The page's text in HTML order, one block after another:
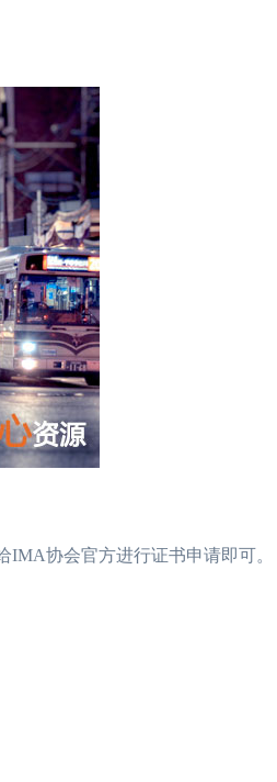
协会官方进行证书申请即可。